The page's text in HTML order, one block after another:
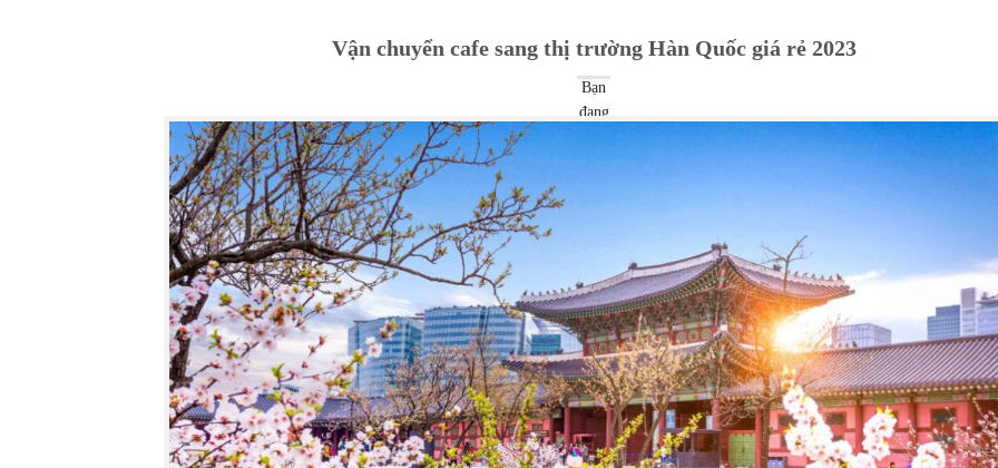
Vận chuyển cafe sang thị trường Hàn Quốc giá rẻ 2023
Bạn
đang
chuyển
uy
tín
để
vận
chuyển
cafe
sang